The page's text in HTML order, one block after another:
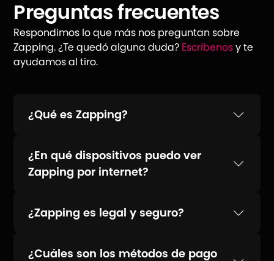
Preguntas frecuentes
Respondimos lo que más nos preguntan sobre
Zapping. ¿Te quedó alguna duda? Escríbenosy te
ayudamos al tiro.
¿Qué es Zapping?
¿En qué dispositivos puedo ver
Zapping por internet?
¿Zapping es legal y seguro?
¿Cuáles son los métodos de pago